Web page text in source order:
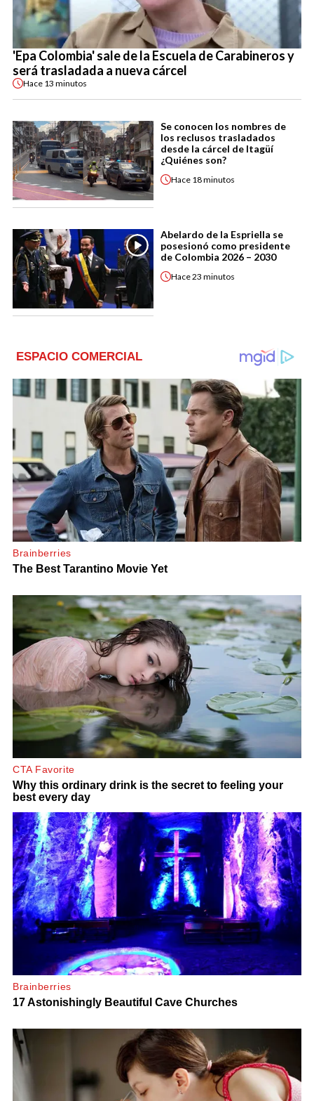
'Epa Colombia' sale de la Escuela de Carabineros y
será trasladada a nueva cárcel
Hace 13 minutos
Se conocen los nombres de
los reclusos trasladados
desde la cárcel de Itagüí
¿Quiénes son?
Hace 18 minutos
Abelardo de la Espriella se
posesionó como presidente
de Colombia 2026 – 2030
Hace23 minutos